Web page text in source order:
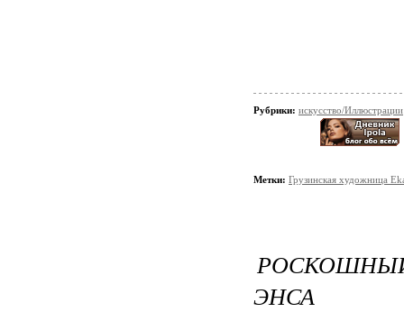
Рубрики: искусство/Иллюстрации
Метки: Грузинская художница
ЭНСА